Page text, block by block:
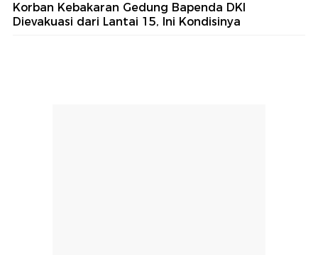
Korban Kebakaran Gedung Bapenda DKI
Dievakuasi dari Lantai 15, Ini Kondisinya